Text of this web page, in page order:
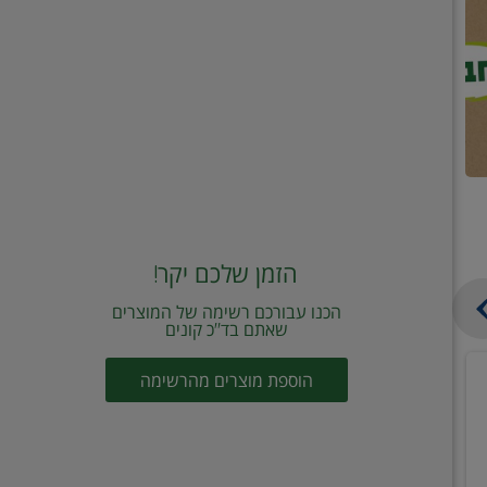
הזמן שלכם יקר!
הכנו עבורכם רשימה של המוצרים
שאתם בד"כ קונים
הוספת מוצרים מהרשימה